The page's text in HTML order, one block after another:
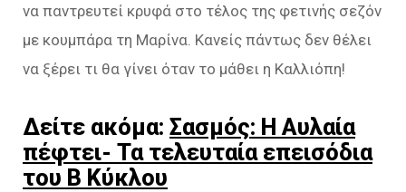
να παντρευτεί κρυφά στο τέλος της φετινής σεζόν
με κουμπάρα τη Μαρίνα. Κανείς πάντως δεν θέλει
να ξέρει τι θα γίνει όταν το μάθει η Καλλιόπη!
Δείτε ακόμα: Σασμός: Η Αυλαία
πέφτει- Τα τελευταία επεισόδια
του Β Κύκλου